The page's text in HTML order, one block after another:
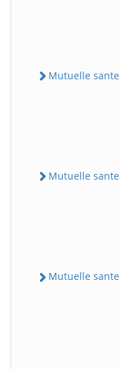
Mutuelle sante
Mutuelle sante
Mutuelle sante